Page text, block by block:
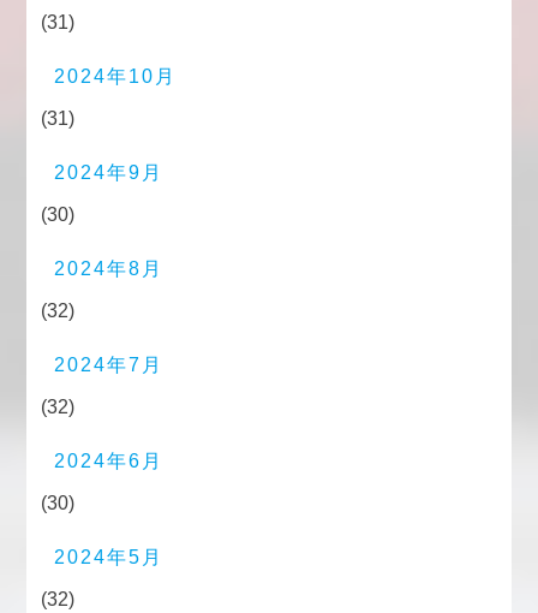
(31)
2024年10月
(31)
2024年9月
(30)
2024年8月
(32)
2024年7月
(32)
2024年6月
(30)
2024年5月
(32)